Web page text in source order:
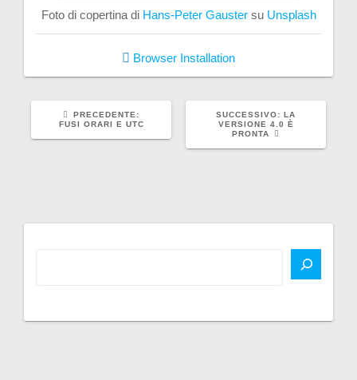
Foto di copertina di Hans-Peter Gaustersu Unsplash
Browser Installation
PRECEDENTE:
PRECEDENTE:
FUSI ORARI E UTC
SUCCESSIVO: ARTICOLO
SUCCESSIVO:
LA
VERSIONE 4.0 È
PRONTA